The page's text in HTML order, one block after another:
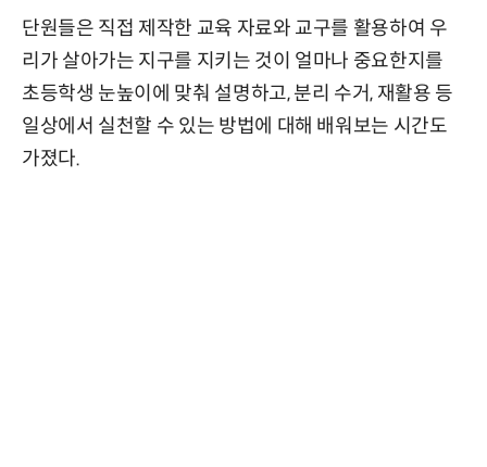
단원들은 직접 제작한 교육 자료와 교구를 활용하여 우
리가 살아가는 지구를 지키는 것이 얼마나 중요한지를
초등학생 눈높이에 맞춰 설명하고, 분리 수거, 재활용 등
일상에서 실천할 수 있는 방법에 대해 배워보는 시간도
가졌다.